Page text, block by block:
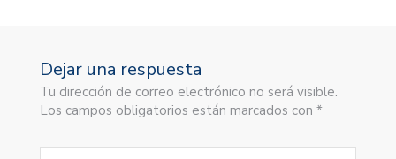
Dejar una respuesta
Tu dirección de correo electrónico no será visible.
Los campos obligatorios están marcados con *